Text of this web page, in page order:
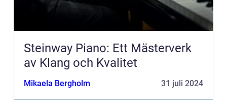
Steinway Piano: Ett Mästerverk
av Klang och Kvalitet
Mikaela Bergholm 31 juli 2024